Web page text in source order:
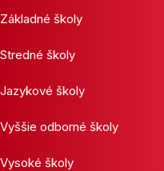
Základné školy
Stredné školy
Jazykové školy
Vyššie odborné školy
Vysoké školy